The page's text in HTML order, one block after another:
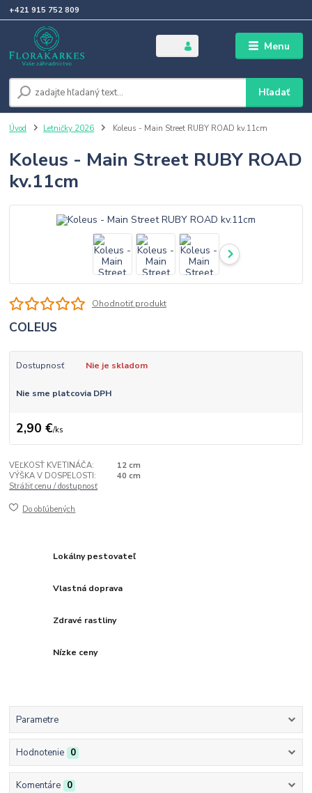
Menu
Hľadať
+421 915 752 809
Úvod Letničky 2026 Koleus - Main Street RUBY ROAD kv.11cm
Koleus - Main Street RUBY ROAD
kv.11cm
Ohodnotiť produkt
COLEUS
Dostupnosť Nie je skladom
Nie sme platcovia DPH
2,90 €/ks
VEĽKOSŤ KVETINÁČA:
12 cm
VÝŠKA V DOSPELOSTI:
40 cm
Strážiť cenu / dostupnosť
Do obľúbených
Lokálny pestovateľ
Vlastná doprava
Zdravé rastliny
Nízke ceny
Parametre
Hodnotenie 0
Komentáre 0